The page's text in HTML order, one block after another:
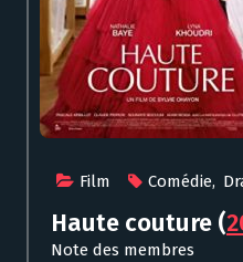
Film Comédie,
Haute couture (
Note des membres